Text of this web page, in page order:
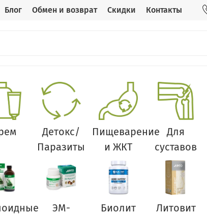
Блог Обмен и возврат Скидки Контакты
Детокс/
Паразиты
Пищеварение
и ЖКТ
Для
суставов
ЭМ-
Биолит Литовит